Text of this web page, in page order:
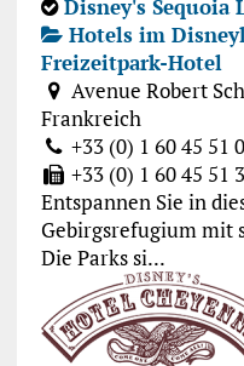
Disney's Sequoia
Hotels im
Freizeitpark-Hotel
Avenue Robert
Frankreich
+33 (0) 1 60 45 51
+33 (0) 1 60 45 51
Entspannen Sie in
Gebirgsrefugium mit
Die Parks si...